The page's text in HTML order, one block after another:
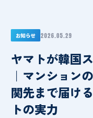
お知らせ 2026.05.29
ヤマトが韓国
｜マンション
関先まで届け
トの実力